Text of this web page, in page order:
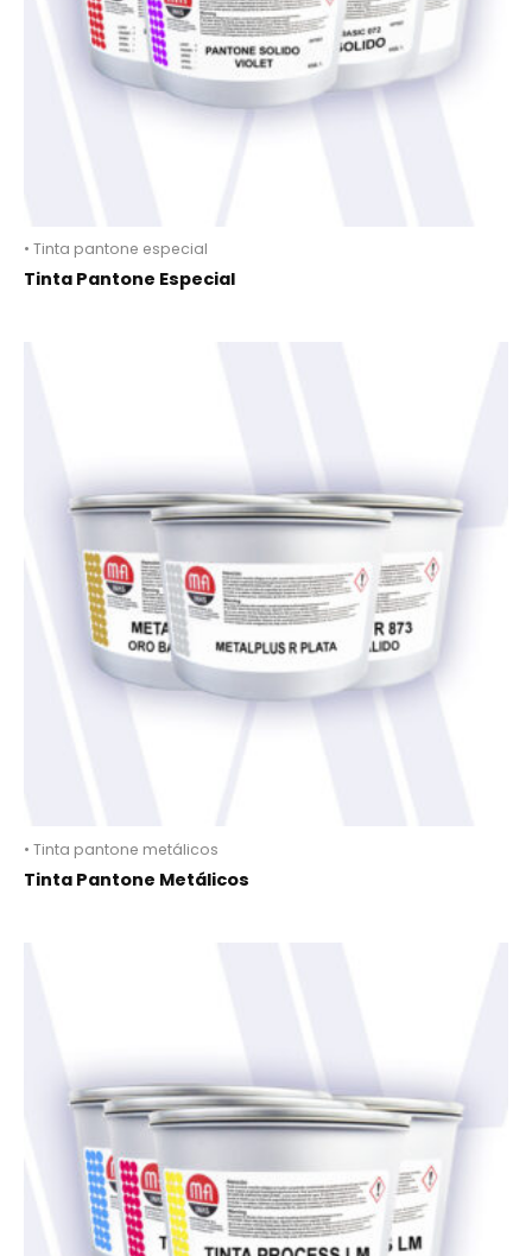
• Tinta pantone especial
Tinta Pantone Especial
• Tinta pantone metálicos
Tinta Pantone Metálicos